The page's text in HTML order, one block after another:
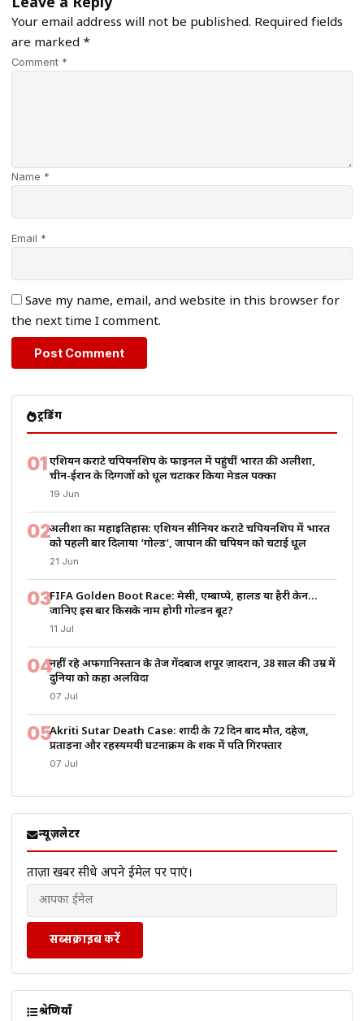
Leave a Reply
Your email address will not be published. Required fields
are marked *
Comment *
Name *
Email *
Save my name, email, and website in this browser for
the next time I comment.
ट्रेंडिंग
01एशियन कराटे चैंपियनशिप के फाइनल में पहुंचीं भारत की अलीशा,
चीन-ईरान के दिग्गजों को धूल चटाकर किया मेडल पक्का
19 Jun
02अलीशा का महाइतिहास: एशियन सीनियर कराटे चैंपियनशिप में भारत
को पहली बार दिलाया ‘गोल्ड’, जापान की चैंपियन को चटाई धूल
21 Jun
03FIFA Golden Boot Race: मेसी, एम्बाप्पे, हालैंड या हैरी केन…
जानिए इस बार किसके नाम होगी गोल्डन बूट?
11 Jul
04नहीं रहे अफगानिस्तान के तेज गेंदबाज शपूर ज़ादरान, 38 साल की उम्र में
दुनिया को कहा अलविदा
07 Jul
05Akriti Sutar Death Case: शादी के 72 दिन बाद मौत, दहेज,
प्रताड़ना और रहस्यमयी घटनाक्रम के शक में पति गिरफ्तार
07 Jul
न्यूज़लेटर
ताज़ा खबरें सीधे अपने ईमेल पर पाएं।
सब्सक्राइब करें
श्रेणियाँ